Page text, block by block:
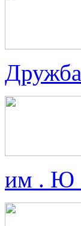
Дружба
им . Ю .